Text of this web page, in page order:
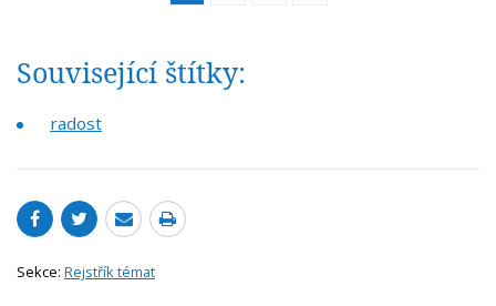
Související štítky:
radost
Sekce: Rejstřík témat